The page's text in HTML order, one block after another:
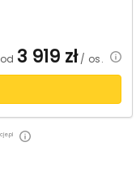
od 3 919 zł/ os.